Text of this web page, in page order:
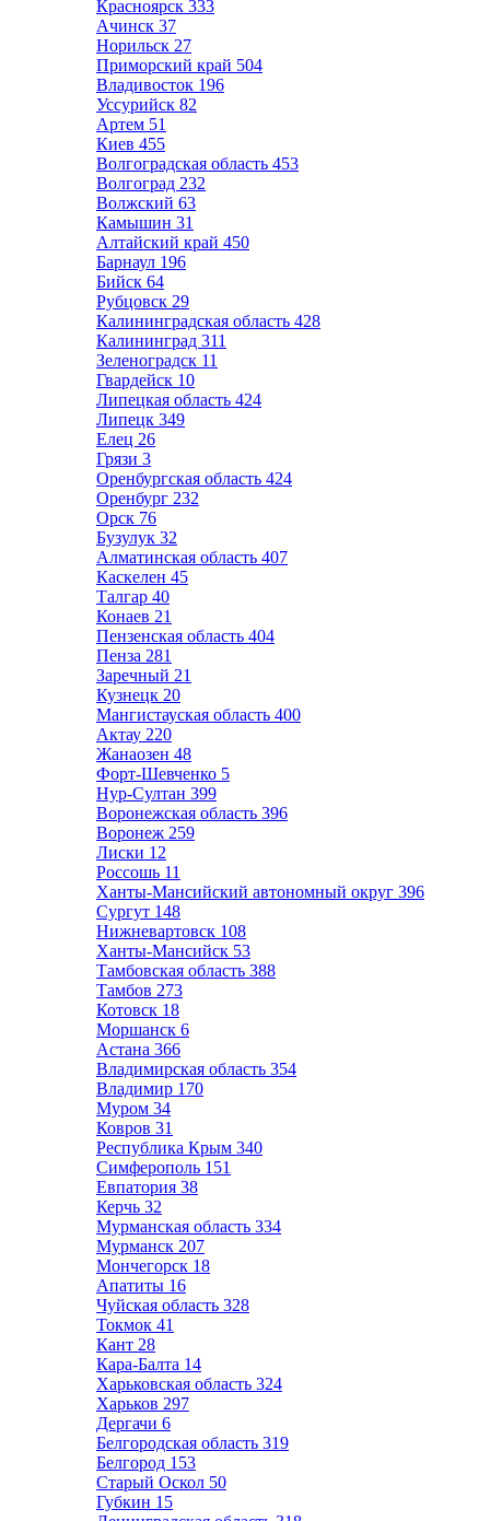
Красноярск 333
Ачинск 37
Норильск 27
Приморский край 504
Владивосток 196
Уссурийск 82
Артем 51
Киев 455
Волгоградская область 453
Волгоград 232
Волжский 63
Камышин 31
Алтайский край 450
Барнаул 196
Бийск 64
Рубцовск 29
Калининградская область 428
Калининград 311
Зеленоградск 11
Гвардейск 10
Липецкая область 424
Липецк 349
Елец 26
Грязи 3
Оренбургская область 424
Оренбург 232
Орск 76
Бузулук 32
Алматинская область 407
Каскелен 45
Талгар 40
Конаев 21
Пензенская область 404
Пенза 281
Заречный 21
Кузнецк 20
Мангистауская область 400
Актау 220
Жанаозен 48
Форт-Шевченко 5
Нур-Султан 399
Воронежская область 396
Воронеж 259
Лиски 12
Россошь 11
Ханты-Мансийский автономный округ 396
Сургут 148
Нижневартовск 108
Ханты-Мансийск 53
Тамбовская область 388
Тамбов 273
Котовск 18
Моршанск 6
Астана 366
Владимирская область 354
Владимир 170
Муром 34
Ковров 31
Республика Крым 340
Симферополь 151
Евпатория 38
Керчь 32
Мурманская область 334
Мурманск 207
Мончегорск 18
Апатиты 16
Чуйская область 328
Токмок 41
Кант 28
Кара-Балта 14
Харьковская область 324
Харьков 297
Дергачи 6
Белгородская область 319
Белгород 153
Старый Оскол 50
Губкин 15